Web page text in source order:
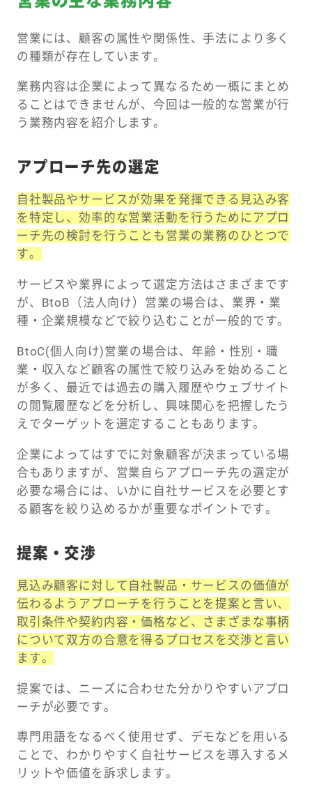
営業には、顧客の属性や関係性、手法により多く
の種類が存在しています。
業務内容は企業によって異なるため一概にまとめ
ることはできませんが、今回は一般的な営業が行
う業務内容を紹介します。
アプローチ先の選定
自社製品やサービスが効果を発揮できる見込み客
を特定し、効率的な営業活動を行うためにアプロ
ーチ先の検討を行うことも営業の業務のひとつで
す。
サービスや業界によって選定方法はさまざまです
が、BtoB（法人向け）営業の場合は、業界・業
種・企業規模などで絞り込むことが一般的です。
BtoC(個人向け)営業の場合は、年齢・性別・職
業・収入など顧客の属性で絞り込みを始めること
が多く、最近では過去の購入履歴やウェブサイト
の閲覧履歴などを分析し、興味関心を把握したう
えでターゲットを選定することもあります。
企業によってはすでに対象顧客が決まっている場
合もありますが、営業自らアプローチ先の選定が
必要な場合には、いかに自社サービスを必要とす
る顧客を絞り込めるかが重要なポイントです。
提案・交渉
見込み顧客に対して自社製品・サービスの価値が
伝わるようアプローチを行うことを提案と言い、
取引条件や契約内容・価格など、さまざまな事柄
について双方の合意を得るプロセスを交渉と言い
ます。
提案では、ニーズに合わせた分かりやすいアプロ
ーチが必要です。
専門用語をなるべく使用せず、デモなどを用いる
ことで、わかりやすく自社サービスを導入するメ
リットや価値を訴求します。